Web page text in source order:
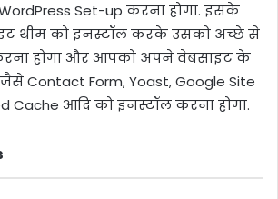
Set-up करना होगा. इसके
थीम को इनस्टॉल करके उसको अच्छे से
होगा और आपको अपने वेबसाइट के
Contact Form, Yoast, Google Site
Cache आदि को इनस्टॉल करना होगा.